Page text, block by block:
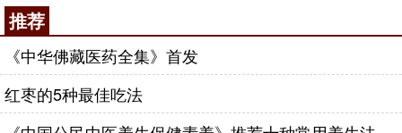
推荐
《中华佛藏医药全集》首发
红枣的5种最佳吃法